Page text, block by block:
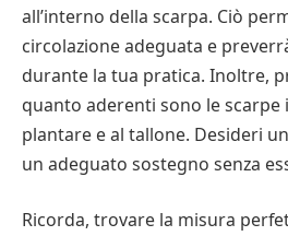
all’interno della scarpa. Ciò
circolazione adeguata e
durante la tua pratica. Inoltre,
quanto aderenti sono le scarpe
plantare e al tallone. Desideri
un adeguato sostegno senza
Ricorda, trovare la misura